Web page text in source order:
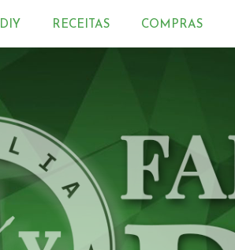
DIY RECEITAS COMPRAS